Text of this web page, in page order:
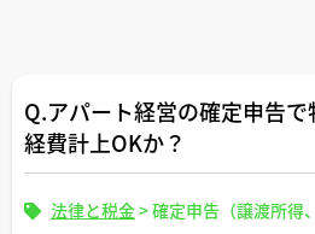
Q.アパート経営の確定申告
経費計上OKか？
法律と税金>確定申告（譲渡所得